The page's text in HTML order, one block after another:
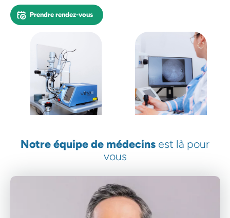
Prendre rendez-vous
Notre équipe de médecins est là pour
vous